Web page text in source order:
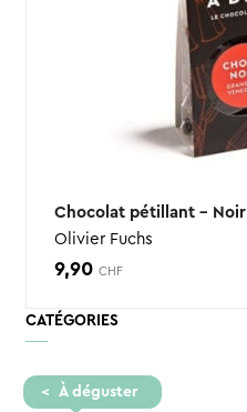
Chocolat pétillant – Noir
Olivier Fuchs
9,90 CHF
CATÉGORIES
À déguster